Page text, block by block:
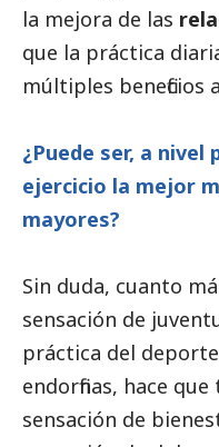
la mejora de las
que la práctica
múltiples beneficios
¿Puede ser, a nivel
ejercicio la mejor
mayores?
Sin duda, cuanto
sensación de
práctica del
endorfinas, hace
sensación de